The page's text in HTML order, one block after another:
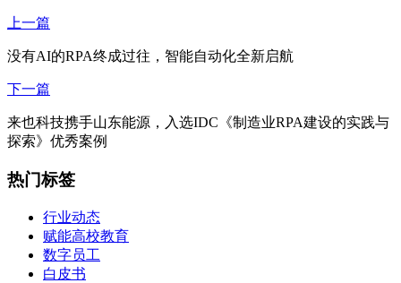
上一篇
没有AI的RPA终成过往，智能自动化全新启航
下一篇
来也科技携手山东能源，入选IDC《制造业RPA建设的实践与
探索》优秀案例
热门标签
行业动态
赋能高校教育
数字员工
白皮书